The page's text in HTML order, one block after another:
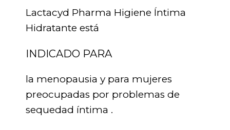
Lactacyd Pharma Higiene Íntima
Hidratante está
INDICADO PARA
la menopausia y para mujeres
preocupadas por problemas de
sequedad íntima .